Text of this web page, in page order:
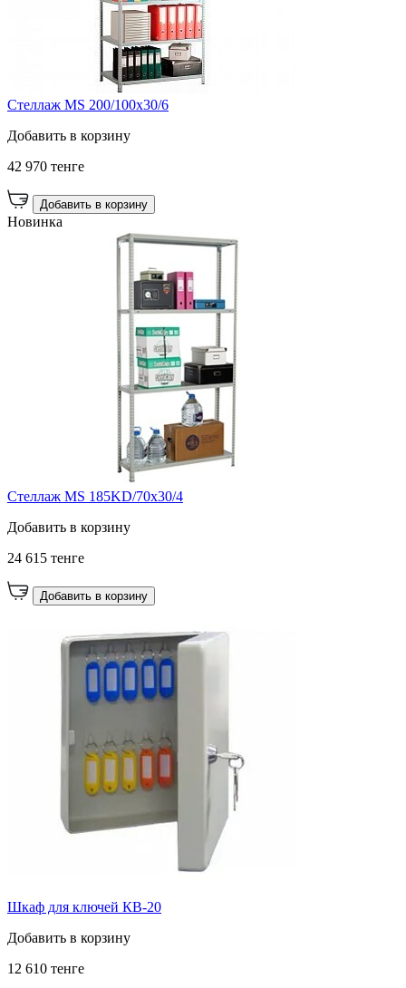
Стеллаж MS 200/100х30/6
Добавить в корзину
42 970 тенге
Добавить в корзину
Новинка
Стеллаж MS 185KD/70x30/4
Добавить в корзину
24 615 тенге
Добавить в корзину
Шкаф для ключей КВ-20
Добавить в корзину
12 610 тенге